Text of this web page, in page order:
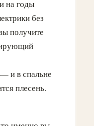
на годы
без
получите
и в спальне
плесень.